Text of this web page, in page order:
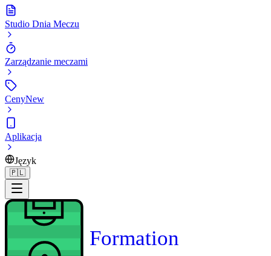
Studio Dnia Meczu
Zarządzanie meczami
CenyNew
Aplikacja
Język
🇵🇱
Formation